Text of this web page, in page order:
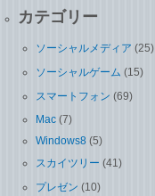
カテゴリー
ソーシャルメディア (25)
ソーシャルゲーム (15)
スマートフォン (69)
Mac (7)
Windows8 (5)
スカイツリー (41)
プレゼン (10)